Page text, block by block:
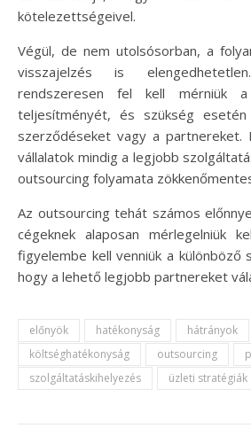
kötelezettségeivel.
Végül, de nem utolsósorban, a
visszajelzés is
rendszeresen fel kell mérniük
teljesítményét, és szükség
szerződéseket vagy a partnereket.
vállalatok mindig a legjobb
outsourcing folyamata
Az outsourcing tehát számos
cégeknek alaposan mérlegelniük
figyelembe kell venniük a különböző
hogy a lehető legjobb partnereket
előnyök hatékonyság hátrányok
költséghatékonyság
outsourcing
szolgáltatáskihelyezés
üzleti stratégiák